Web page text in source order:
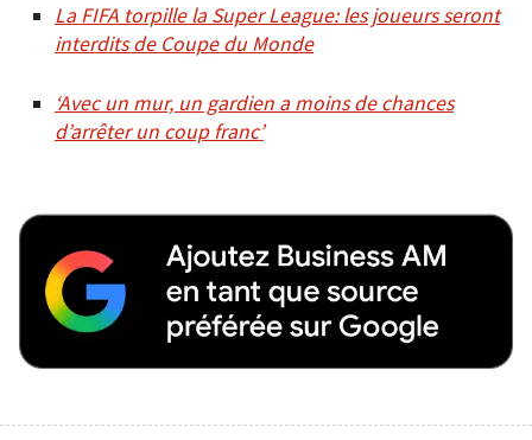
La FIFA torpille la Super League: les joueurs seront
interdits de Coupe du Monde
‘Avec un mur, un gardien a moins de chances
d’arrêter un coup franc’